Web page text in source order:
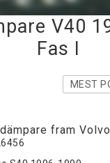
V40
Fas I
MEST
fram